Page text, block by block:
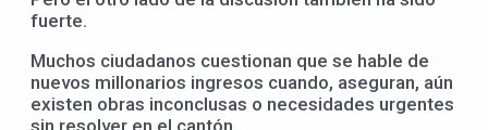
fuerte.
Muchos ciudadanos cuestionan que se hable de
nuevos millonarios ingresos cuando, aseguran, aún
existen obras inconclusas o necesidades urgentes